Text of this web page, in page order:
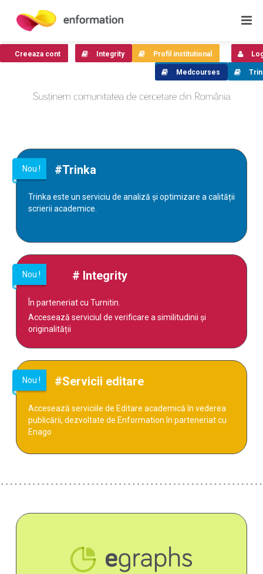
Nou ! #Trinka
Trinka este un serviciu de analiză și optimizare a calității
scrierii academice.
Nou ! # Integrity
În parteneriat cu Turnitin.
Accesează serviciul de verificare a similitudinii și
originalității
Nou ! #Servicii editare
Accesează serviciile de Editare academică în vederea
publicării, dezvoltate de Enformation în parteneriat cu
Enago
Creeaza cont Profil institutional
Integrity
Medcourses